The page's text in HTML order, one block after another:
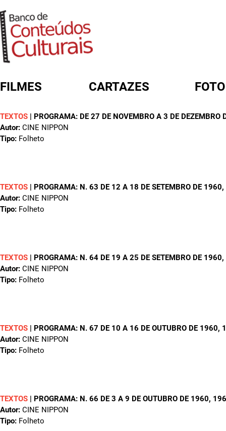
FILMES CARTAZES
TEXTOS | PROGRAMA: DE 27 DE NOVEMBRO A 3 DE DEZEMBRO
Autor: CINE NIPPON
Tipo: Folheto
TEXTOS | PROGRAMA: N. 63 DE 12 A 18 DE SETEMBRO DE 1960
Autor: CINE NIPPON
Tipo: Folheto
TEXTOS | PROGRAMA: N. 64 DE 19 A 25 DE SETEMBRO DE 1960
Autor: CINE NIPPON
Tipo: Folheto
TEXTOS | PROGRAMA: N. 67 DE 10 A 16 DE OUTUBRO DE 1960,
Autor: CINE NIPPON
Tipo: Folheto
TEXTOS | PROGRAMA: N. 66 DE 3 A 9 DE OUTUBRO DE 1960,
Autor: CINE NIPPON
Tipo: Folheto
FORMULÁRIO DE BUSCA